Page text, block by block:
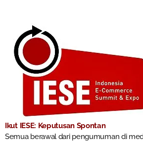
Ikut IESE: Keputusan Spontan
Semua berawal dari pengumuman di